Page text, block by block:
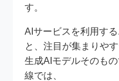
す。
AIサービスを利用す
と、注目が集まりや
生成AIモデルそのも
線では、